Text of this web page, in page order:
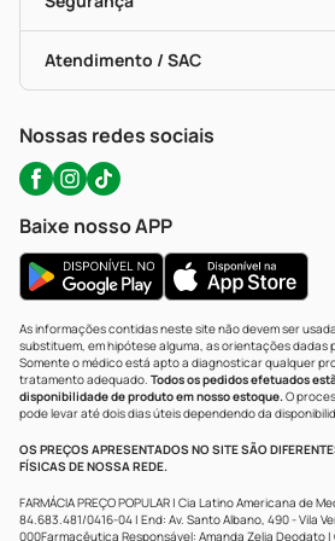
Troca E Devolução
Bulas De A A Z
Políticas De Marketplace
Testes Rápidos
Autoteste Covid-19
Certificado De Segurança
Portal Da Privacidade
Atendimento / SAC
WhatsApp (47) 9202-1687
Nossas redes sociais
Baixe nosso APP
As informações contidas neste site não devem ser
substituem, em hipótese alguma, as orientações dadas
Somente o médico está apto a diagnosticar qualquer
tratamento adequado. Todos os pedidos efetuados
disponibilidade de produto em nosso estoque.O
pode levar até dois dias úteis dependendo da
OS PREÇOS APRESENTADOS NO SITE SÃO
FÍSICAS DE NOSSA REDE.
FARMÁCIA PREÇO POPULAR | Cia Latino Americana de
84.683.481/0416-04 | End: Av. Santo Albano, 490 - Vila
000Farmacêutica Responsável: Amanda Zelia Deodato |